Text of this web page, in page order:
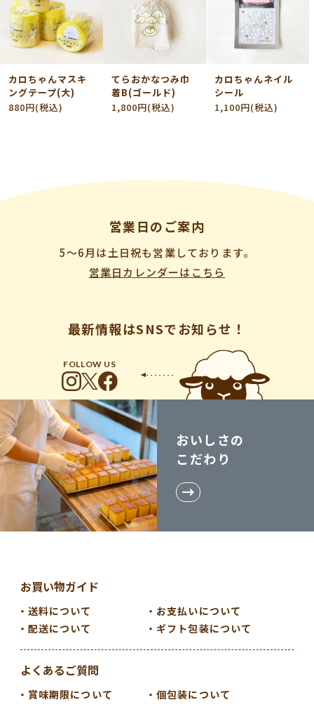
カロちゃんマスキ
ングテープ(大)
880円(税込)
てらおかなつみ巾
着B(ゴールド)
1,800円(税込)
カロちゃんネイル
シール
1,100円(税込)
営業日のご案内
5〜6月は土日祝も営業しております。
営業日カレンダーはこちら
最新情報はSNSでお知らせ！
FOLLOW US
おいしさの
こだわり
お買い物ガイド
送料について
お支払いについて
配送について
ギフト包装について
よくあるご質問
賞味期限について
個包装について